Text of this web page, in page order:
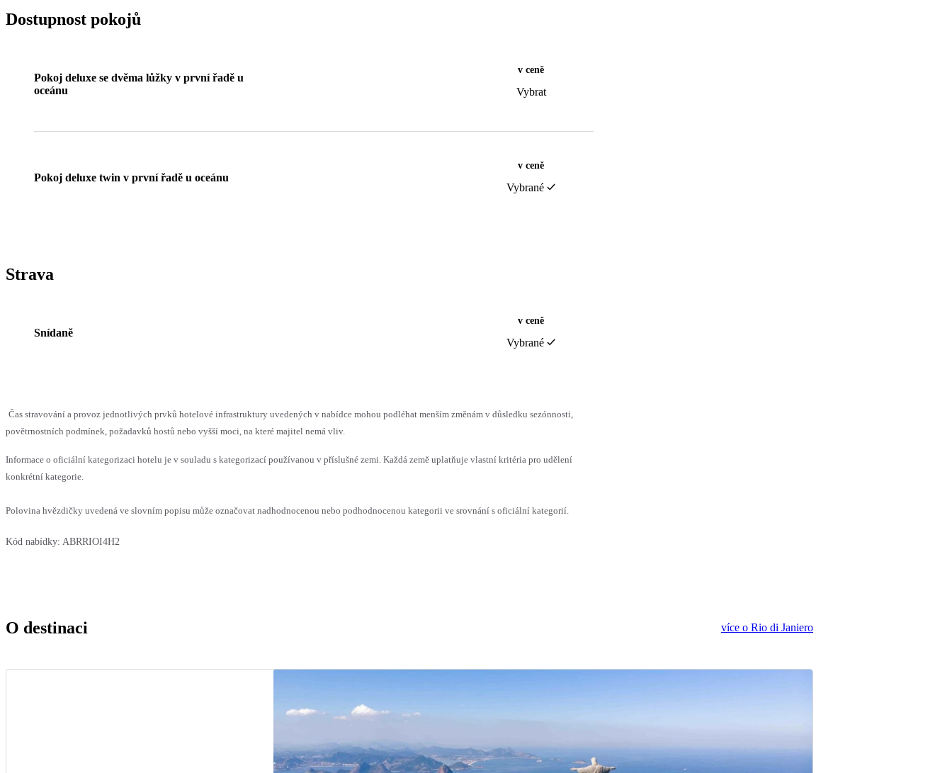
Dostupnost pokojů
Pokoj deluxe se dvěma lůžky v první řadě u
oceánu
v ceně
Vybrat
Pokoj deluxe twin v první řadě u oceánu
v ceně
Vybrané
Strava
Snídaně
v ceně
Vybrané
Čas stravování a provoz jednotlivých prvků hotelové infrastruktury uvedených v nabídce mohou podléhat menším změnám v důsledku sezónnosti,
povětrnostních podmínek, požadavků hostů nebo vyšší moci, na které majitel nemá vliv.
Informace o oficiální kategorizaci hotelu je v souladu s kategorizací používanou v příslušné zemi. Každá země uplatňuje vlastní kritéria pro udělení
konkrétní kategorie.
Polovina hvězdičky uvedená ve slovním popisu může označovat nadhodnocenou nebo podhodnocenou kategorii ve srovnání s oficiální kategorií.
Kód nabídky: ABRRIOI4H2
O destinaci více o Rio di Janiero